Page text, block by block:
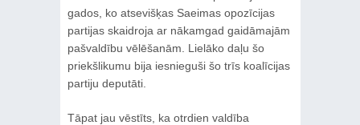
gados, ko atsevišķas Saeimas opozīcijas
partijas skaidroja ar nākamgad gaidāmajām
pašvaldību vēlēšanām. Lielāko daļu šo
priekšlikumu bija iesnieguši šo trīs koalīcijas
partiju deputāti.
Tāpat jau vēstīts, ka otrdien valdība